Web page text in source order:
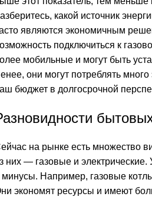
какой источник
являются экономичным
подключиться к
мобильные и могут быть
они могут потреблять много
бюджет в долгосрочной
на рынке есть множество
них — газовые и
минусы. Например, газовые
экономят ресурсы и имеют